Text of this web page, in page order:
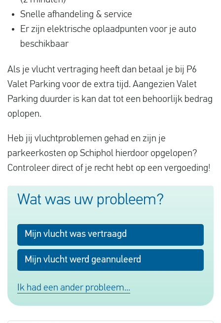
Snelle afhandeling & service
Er zijn elektrische oplaadpunten voor je auto
beschikbaar
Als je vlucht vertraging heeft dan betaal je bij P6
Valet Parking voor de extra tijd. Aangezien Valet
Parking duurder is kan dat tot een behoorlijk bedrag
oplopen.
Heb jij vluchtproblemen gehad en zijn je
parkeerkosten op Schiphol hierdoor opgelopen?
Controleer direct of je recht hebt op een vergoeding!
Wat was uw probleem?
Mijn vlucht was vertraagd
Mijn vlucht werd geannuleerd
Ik had een ander probleem...